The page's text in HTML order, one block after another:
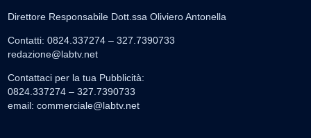
Direttore Responsabile Dott.ssa Oliviero Antonella
Contatti: 0824.337274 – 327.7390733
redazione@labtv.net
Contattaci per la tua Pubblicità:
0824.337274 – 327.7390733
email: commerciale@labtv.net